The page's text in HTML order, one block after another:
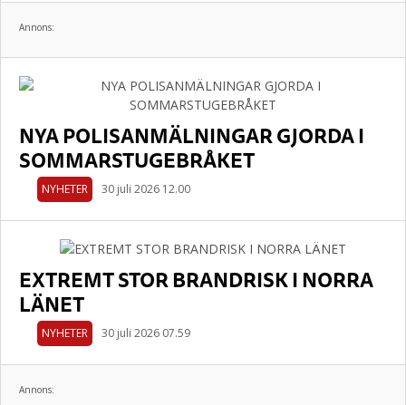
Annons:
NYA POLISANMÄLNINGAR GJORDA I
SOMMARSTUGEBRÅKET
NYHETER 30 juli 2026 12.00
EXTREMT STOR BRANDRISK I NORRA
LÄNET
NYHETER 30 juli 2026 07.59
Annons: